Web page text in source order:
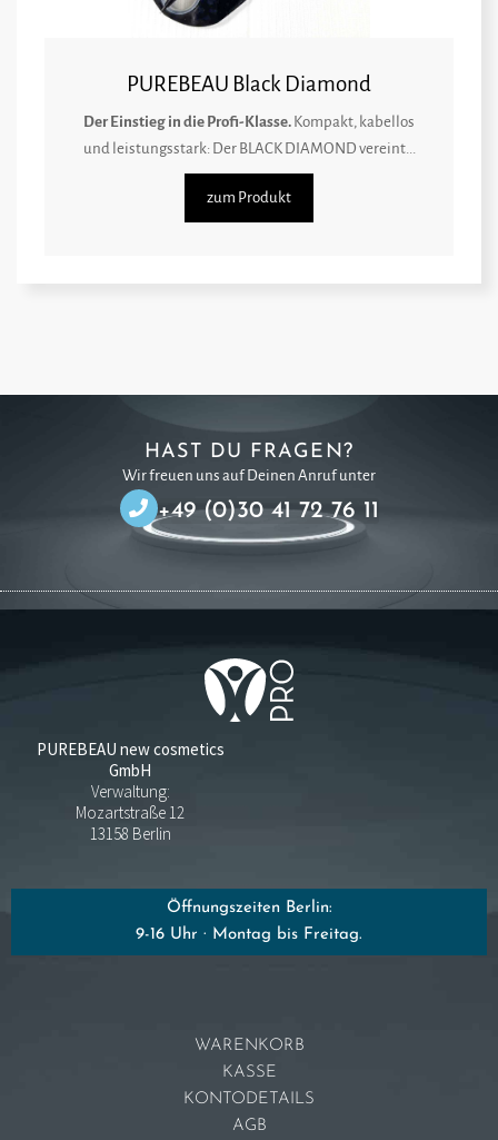
PUREBEAU Black Diamond
Der Einstieg in die Profi-Klasse. Kompakt, kabellos
und leistungsstark: Der BLACK DIAMOND vereint...
zum Produkt
HAST DU FRAGEN?
Wir freuen uns auf Deinen Anruf unter
+49 (0)30 41 72 76 11
PUREBEAU new cosmetics
GmbH
Verwaltung:
Mozartstraße 12
13158 Berlin
Öffnungszeiten Berlin:
9-16 Uhr · Montag bis Freitag.
WARENKORB
KASSE
KONTODETAILS
AGB